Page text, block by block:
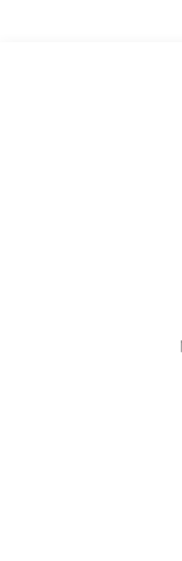
Ürün resmi
Ürün
Ürün
Ürün fiyatı diğer
Bu ürüne